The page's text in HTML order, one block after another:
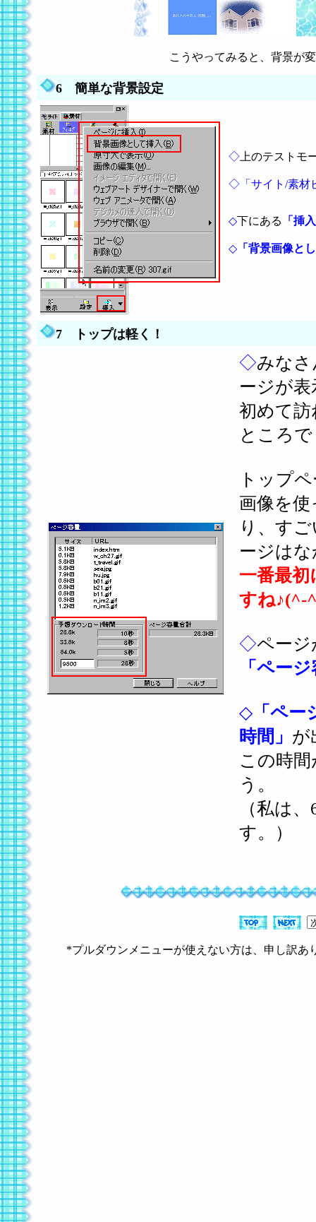
こうやってみると、背景が
6 簡単な背景設定
◇ 上のテストモ
◇「サイト/素材
◇下にある
「挿
◇ 「背景画像と
7 トップは軽く！
◇みな
ージが
初めて
ところ
トップ
画像を
り、す
ージは
一番最
すね♪(^-
◇ページ
「ペー
◇ 「ペ
時間」 が
この時
う。
（私は
す。）
*プルダウンメニューが使えない方は、申し訳